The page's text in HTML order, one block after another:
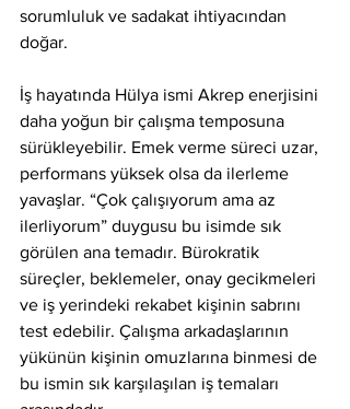
sorumluluk ve sadakat ihtiyacından
doğar.
İş hayatında Hülya ismi Akrep enerjisini
daha yoğun bir çalışma temposuna
sürükleyebilir. Emek verme süreci uzar,
performans yüksek olsa da ilerleme
yavaşlar. “Çok çalışıyorum ama az
ilerliyorum” duygusu bu isimde sık
görülen ana temadır. Bürokratik
süreçler, beklemeler, onay gecikmeleri
ve iş yerindeki rekabet kişinin sabrını
test edebilir. Çalışma arkadaşlarının
yükünün kişinin omuzlarına binmesi de
bu ismin sık karşılaşılan iş temaları